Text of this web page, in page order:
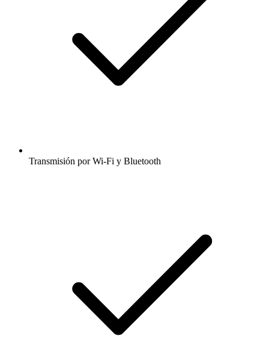
Transmisión por Wi-Fi y Bluetooth